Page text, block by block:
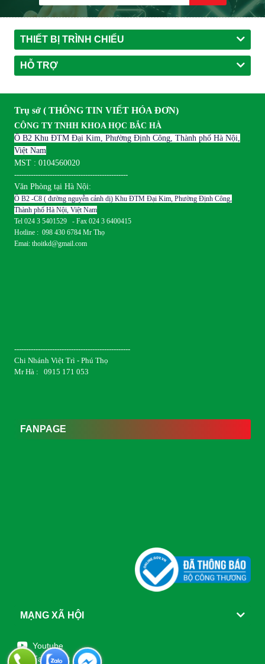
THIẾT BỊ TRÌNH CHIẾU
HỖ TRỢ
Trụ sở ( THÔNG TIN VIẾT HÓA ĐƠN)
CÔNG TY TNHH KHOA HỌC BẮC HÀ
Ô B2 Khu ĐTM Đại Kim, Phường Định Công, Thành phố Hà Nội,
Việt Nam
MST : 0104560020
------------------------------------------------
Văn Phòng tại Hà Nội:
Ô B2 -C8 ( đường nguyễn cảnh dị) Khu ĐTM Đại Kim, Phường Định Công,
Thành phố Hà Nội, Việt Nam
Tel 024 3 5401529 - Fax 024 3 6400415
Hotline : 098 430 6784 Mr Thọ
Emai: thoitkd@gmail.com
-------------------------------------------------
Chi Nhánh Việt Trì - Phú Thọ
Mr Hà : 0915 171 053
FANPAGE
MẠNG XÃ HỘI
Youtube
Facebook